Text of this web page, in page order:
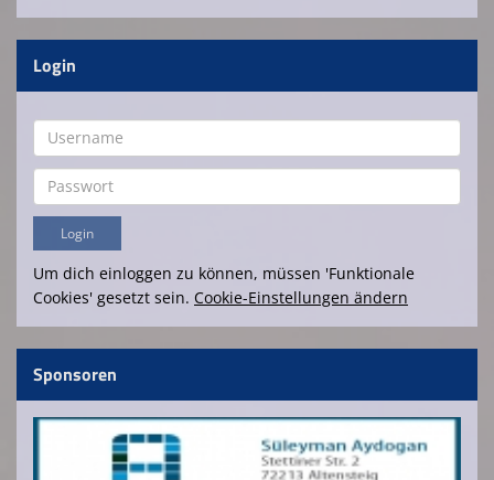
Login
Um dich einloggen zu können, müssen 'Funktionale
Cookies' gesetzt sein. Cookie-Einstellungen ändern
Sponsoren